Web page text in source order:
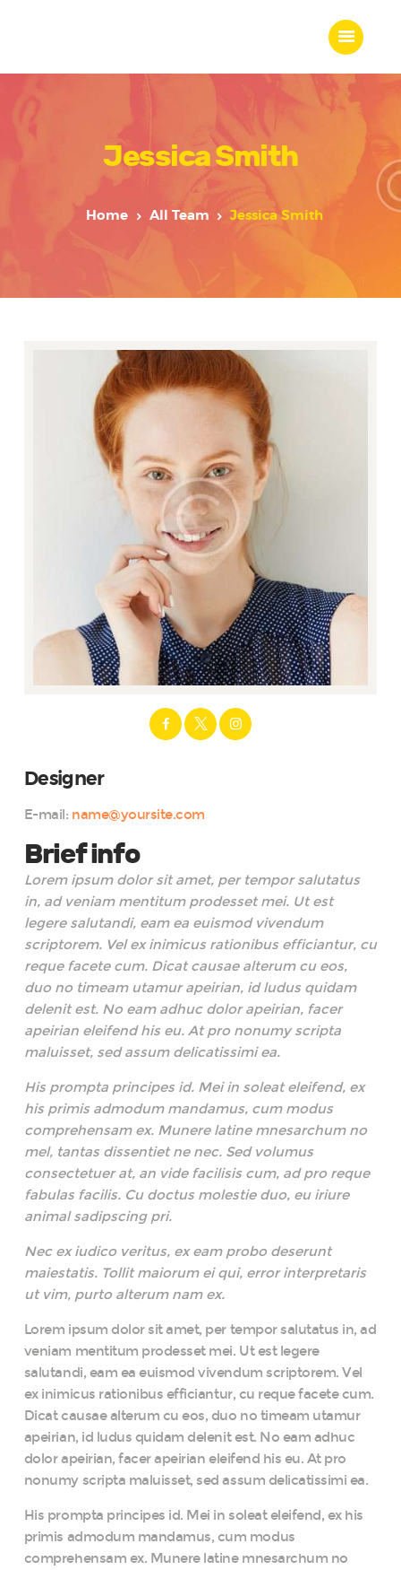
Jessica Smith
Home All Team Jessica Smith
Home
About Us
Our Work
Our Team
Our Services
Designer
E-mail: name@yoursite.com
Brief info
Lorem ipsum dolor sit amet, per tempor salutatus
in, ad veniam mentitum prodesset mei. Ut est
legere salutandi, eam ea euismod vivendum
scriptorem. Vel ex inimicus rationibus efficiantur, cu
reque facete cum. Dicat causae alterum cu eos,
duo no timeam utamur apeirian, id ludus quidam
delenit est. No eam adhuc dolor apeirian, facer
apeirian eleifend his eu. At pro nonumy scripta
maluisset, sed assum delicatissimi ea.
His prompta principes id. Mei in soleat eleifend, ex
his primis admodum mandamus, cum modus
comprehensam ex. Munere latine mnesarchum no
mel, tantas dissentiet ne nec. Sed volumus
consectetuer at, an vide facilisis cum, ad pro reque
fabulas facilis. Cu doctus molestie duo, eu iriure
animal sadipscing pri.
Nec ex iudico veritus, ex eam probo deserunt
maiestatis. Tollit maiorum ei qui, error interpretaris
ut vim, purto alterum nam ex.
Lorem ipsum dolor sit amet, per tempor salutatus in, ad
veniam mentitum prodesset mei. Ut est legere
salutandi, eam ea euismod vivendum scriptorem. Vel
ex inimicus rationibus efficiantur, cu reque facete cum.
Dicat causae alterum cu eos, duo no timeam utamur
apeirian, id ludus quidam delenit est. No eam adhuc
dolor apeirian, facer apeirian eleifend his eu. At pro
nonumy scripta maluisset, sed assum delicatissimi ea.
His prompta principes id. Mei in soleat eleifend, ex his
primis admodum mandamus, cum modus
comprehensam ex. Munere latine mnesarchum no